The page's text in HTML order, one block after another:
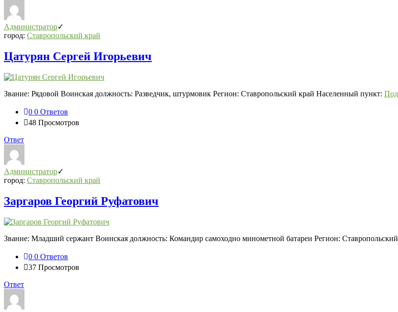
Администратор
город: Ставропольский край
Цатурян Сергей Игорьевич
Звание: Рядовой Воинская должность: Разведчик, штурмовик Регион: Ставропольский край Населенный пункт:
0 0 Ответов
48 Просмотров
Ответ
Администратор
город: Ставропольский край
Заргаров Георгий Руфатович
Звание: Младший сержант Воинская должность: Командир самоходно минометной батареи Регион:
0 0 Ответов
37 Просмотров
Ответ